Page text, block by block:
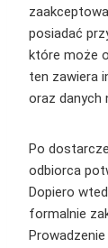
posiadać
które może
ten zawiera
oraz danych
Po
odbiorca
Dopiero
formalnie